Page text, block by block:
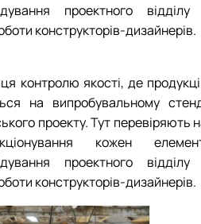
проектного відділу
конструкторів-дизайнерів.
контролю якості, де
на випробувальному
проекту. Тут перевіряють
кожен
проектного відділу
конструкторів-дизайнерів.